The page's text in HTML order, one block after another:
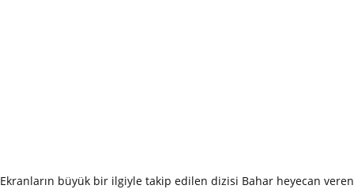
Ekranların büyük bir ilgiyle takip edilen dizisi Bahar heyecan veren